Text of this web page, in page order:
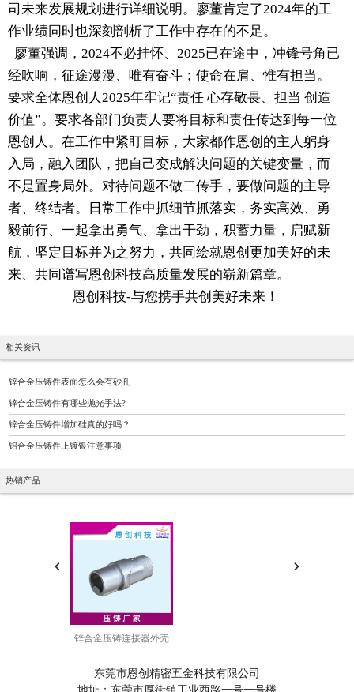
司未来发展规划进行详细说明。廖董肯定了2024年的工
作业绩同时也深刻剖析了工作中存在的不足。
廖董强调，2024不必挂怀、2025已在途中，冲锋号角已
经吹响，征途漫漫、唯有奋斗；使命在肩、惟有担当。
要求全体恩创人2025年牢记“责任 心存敬畏、担当 创造
价值”。要求各部门负责人要将目标和责任传达到每一位
恩创人。在工作中紧盯目标，大家都作恩创的主人躬身
入局，融入团队，把自己变成解决问题的关键变量，而
不是置身局外。对待问题不做二传手，要做问题的主导
者、终结者。日常工作中抓细节抓落实，务实高效、勇
毅前行、一起拿出勇气、拿出干劲，积蓄力量，启赋新
航，坚定目标并为之努力，共同绘就恩创更加美好的未
来、共同谱写恩创科技高质量发展的崭新篇章。
恩创科技-与您携手共创美好未来！
相关资讯
锌合金压铸件表面怎么会有砂孔
锌合金压铸件有哪些抛光手法?
锌合金压铸件增加硅真的好吗？
铝合金压铸件上镀银注意事项
热销产品
锌合金压铸连接器外壳
东莞市恩创精密五金科技有限公司